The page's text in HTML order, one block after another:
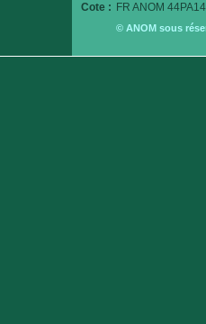
Cote : FR ANOM
© ANOM sous